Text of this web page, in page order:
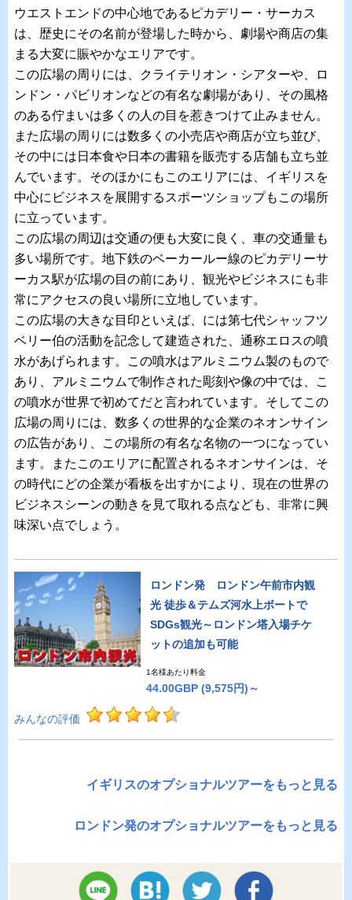
ウエストエンドの中心地であるピカデリー・サーカス
は、歴史にその名前が登場した時から、劇場や商店の集
まる大変に賑やかなエリアです。
この広場の周りには、クライテリオン・シアターや、ロ
ンドン・パビリオンなどの有名な劇場があり、その風格
のある佇まいは多くの人の目を惹きつけて止みません。
また広場の周りには数多くの小売店や商店が立ち並び、
その中には日本食や日本の書籍を販売する店舗も立ち並
んでいます。そのほかにもこのエリアには、イギリスを
中心にビジネスを展開するスポーツショップもこの場所
に立っています。
この広場の周辺は交通の便も大変に良く、車の交通量も
多い場所です。地下鉄のベーカールー線のピカデリーサ
ーカス駅が広場の目の前にあり、観光やビジネスにも非
常にアクセスの良い場所に立地しています。
この広場の大きな目印といえば、には第七代シャッフツ
ベリー伯の活動を記念して建造された、通称エロスの噴
水があげられます。この噴水はアルミニウム製のもので
あり、アルミニウムで制作された彫刻や像の中では、こ
の噴水が世界で初めてだと言われています。そしてこの
広場の周りには、数多くの世界的な企業のネオンサイン
の広告があり、この場所の有名な名物の一つになってい
ます。またこのエリアに配置されるネオンサインは、そ
の時代にどの企業が看板を出すかにより、現在の世界の
ビジネスシーンの動きを見て取れる点なども、非常に興
味深い点でしょう。
ロンドン発 ロンドン午前市内観
光 徒歩＆テムズ河水上ボートで
SDGs観光～ロンドン塔入場チケ
ットの追加も可能
1名様あたり料金
44.00GBP (9,575円)～
みんなの評価
イギリスのオプショナルツアーをもっと見る
ロンドン発のオプショナルツアーをもっと見る